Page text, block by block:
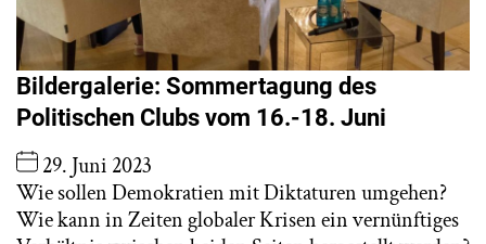
Bildergalerie: Sommertagung des
Politischen Clubs vom 16.-18. Juni
29. Juni 2023
Wie sollen Demokratien mit Diktaturen umgehen?
Wie kann in Zeiten globaler Krisen ein vernünftiges